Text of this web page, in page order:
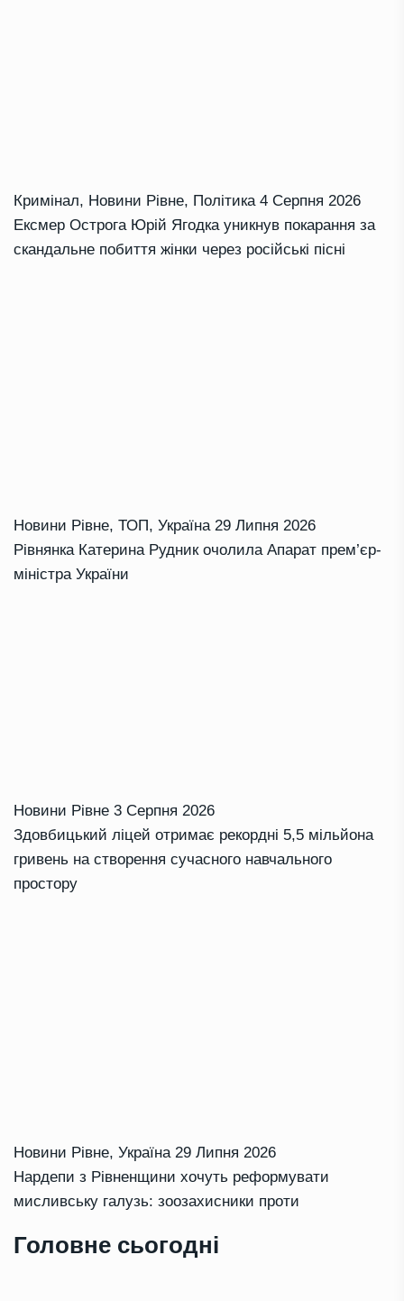
Кримінал, Новини Рівне, Політика 4 Серпня 2026
Ексмер Острога Юрій Ягодка уникнув покарання за
скандальне побиття жінки через російські пісні
Новини Рівне, ТОП, Україна 29 Липня 2026
Рівнянка Катерина Рудник очолила Апарат прем’єр-
міністра України
Новини Рівне 3 Серпня 2026
Здовбицький ліцей отримає рекордні 5,5 мільйона
гривень на створення сучасного навчального
простору
Новини Рівне, Україна 29 Липня 2026
Нардепи з Рівненщини хочуть реформувати
мисливську галузь: зоозахисники проти
Головне сьогодні